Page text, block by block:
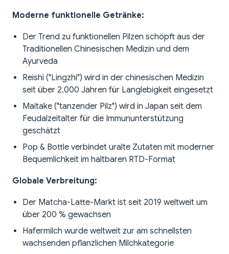
Moderne funktionelle Getränke:
Der Trend zu funktionellen Pilzen schöpft aus der
Traditionellen Chinesischen Medizin und dem
Ayurveda
Reishi ("Lingzhi") wird in der chinesischen Medizin
seit über 2.000 Jahren für Langlebigkeit eingesetzt
Maitake ("tanzender Pilz") wird in Japan seit dem
Feudalzeitalter für die Immununterstützung
geschätzt
Pop & Bottle verbindet uralte Zutaten mit moderner
Bequemlichkeit im haltbaren RTD-Format
Globale Verbreitung:
Der Matcha-Latte-Markt ist seit 2019 weltweit um
über 200 % gewachsen
Hafermilch wurde weltweit zur am schnellsten
wachsenden pflanzlichen Milchkategorie